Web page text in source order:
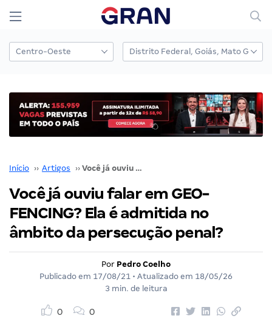
Início ›› Artigos ›› Você já ouviu falar em GEO-FENCING? Ela é admitida no âmbito da persecução penal?
Você já ouviu falar em GEO-
FENCING? Ela é admitida no
âmbito da persecução penal?
Por Pedro Coelho
Publicado em 17/08/21 • Atualizado em 18/05/26
3 min. de leitura
0 0